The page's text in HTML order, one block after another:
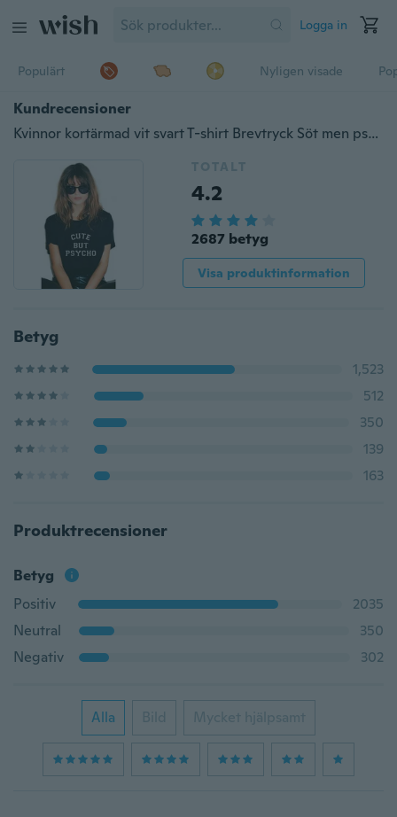
Logga in
Populärt Nyligen visade
Kundrecensioner
Kvinnor kortärmad vit svart T-shirt Brevtryck Söt men psykotröja
TOTALT
4.2
2687 betyg
Visa produktinformation
Betyg
1,523
512
350
139
163
Produktrecensioner
Betyg
Positiv
2035
Neutral
350
Negativ
302
Alla Bild Mycket hjälpsamt